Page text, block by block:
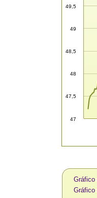
47
47,5
48
48,5
49
49,5
Gráfico
Gráfico